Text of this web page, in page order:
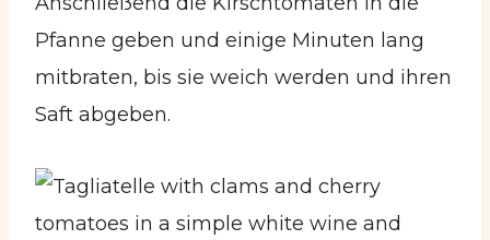
Pfanne geben und einige Minuten lang
mitbraten, bis sie weich werden und ihren
Saft abgeben.